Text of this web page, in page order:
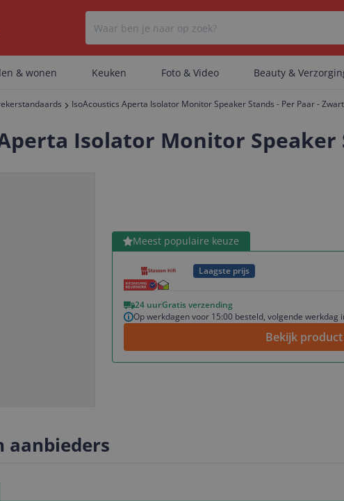
Er zijn geen categorieën
Er zijn geen artikelen
& wonen Keuken Foto & Video Beauty &
IsoAcoustics Aperta Isolator Monitor Speaker Stands - Per Paar - Zwart
Isolator Monitor Speaker
Meest populaire keuze
Laagste prijs
24 uurGratis verzending
Op werkdagen voor 15:00 besteld, volgende werkdag
Bekijk product
Bekijk product
aanbieders